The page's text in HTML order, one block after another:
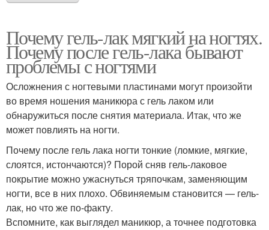
Почему гель-лак мягкий на ногтях.
Почему после гель-лака бывают
проблемы с ногтями
Осложнения с ногтевыми пластинами могут произойти
во время ношения маникюра с гель лаком или
обнаружиться после снятия материала. Итак, что же
может повлиять на ногти.
Почему после гель лака ногти тонкие (ломкие, мягкие,
слоятся, истончаются)? Порой сняв гель-лаковое
покрытие можно ужаснуться тряпочкам, заменяющим
ногти, все в них плохо. Обвиняемым становится — гель-
лак, но что же по-факту.
Вспомните, как выглядел маникюр, а точнее подготовка